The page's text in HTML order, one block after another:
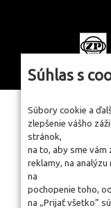
Súhlas s
Súbory cookie a
zlepšenie vášho
stránok,
na to, aby sme
reklamy, na
na
pochopenie toho,
na „Prijať všetko”